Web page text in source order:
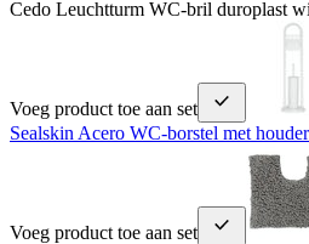
Cedo Leuchtturm WC-bril duroplast
Voeg product toe aan set
Sealskin Acero WC-borstel met
Voeg product toe aan set